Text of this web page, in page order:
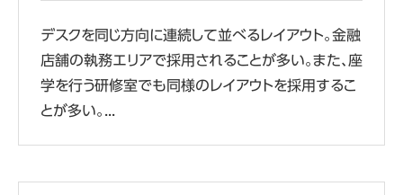
デスクを同じ方向に連続して並べるレイアウト。金融
店舗の執務エリアで採用されることが多い。また、座
学を行う研修室でも同様のレイアウトを採用するこ
とが多い。...